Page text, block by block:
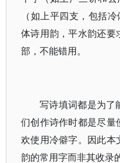
（如上平四支，包括
体诗用韵，平水韵还要
部，不能错用。
写诗填词都是为了
们创作诗作时都是尽
欢使用冷僻字。因此本
韵的常用字而非其收录